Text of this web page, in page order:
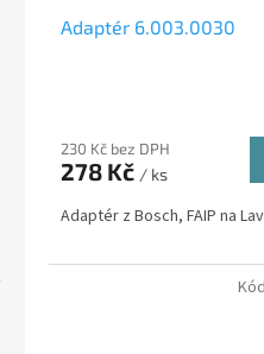
Adaptér 6.003.0030
230 Kč bez DPH
278 Kč / ks
Adaptér z Bosch, FAIP na